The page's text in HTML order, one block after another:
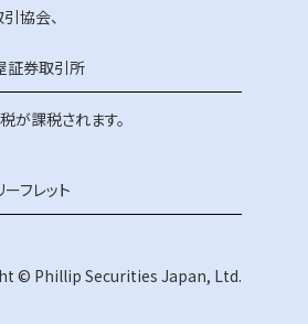
引協会、
証券取引所
課税されます。
フレット
© Phillip Securities Japan, Ltd.